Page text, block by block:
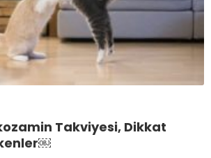
Takviyesi, Dikkat